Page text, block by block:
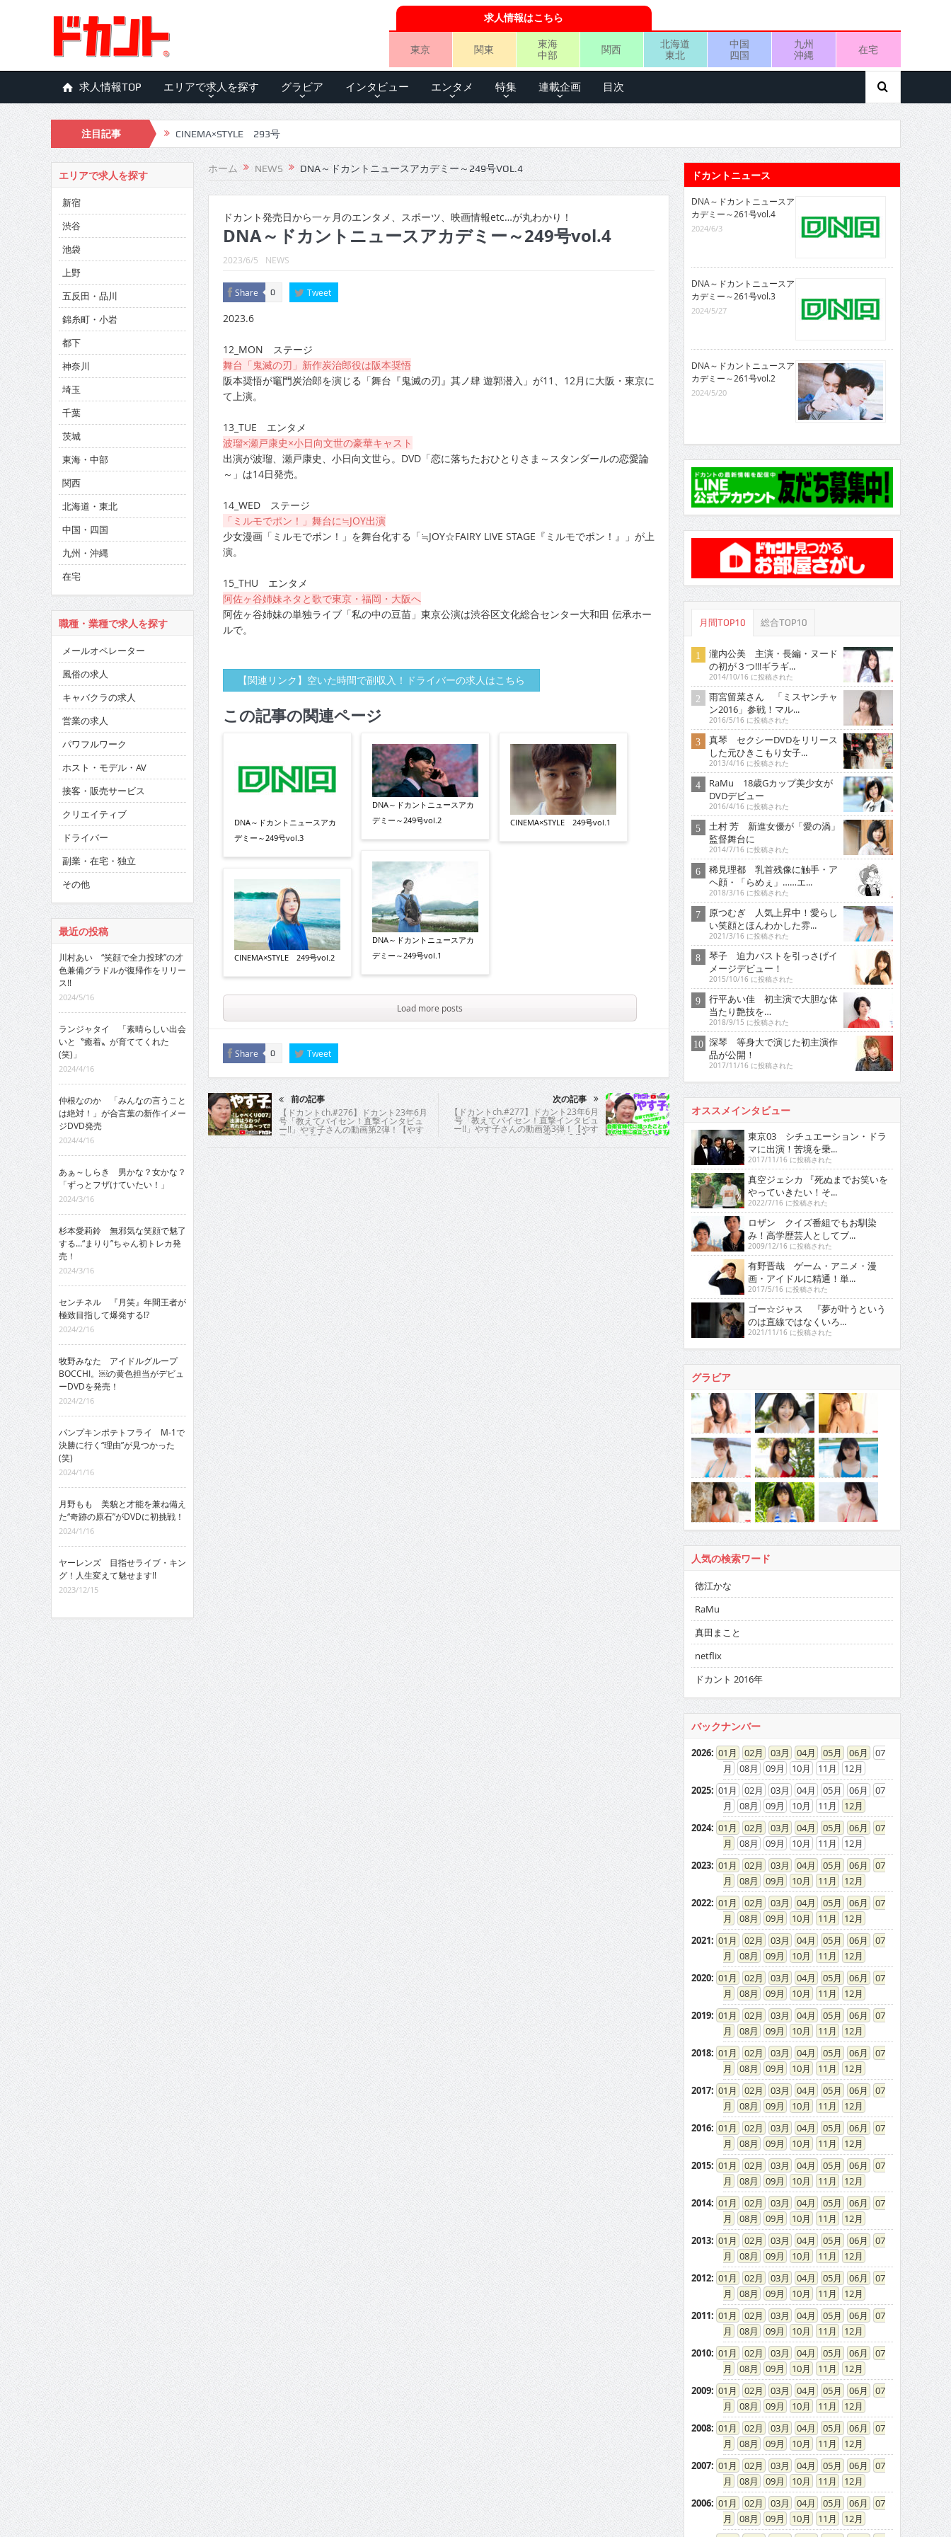
求人情報はこちら
東京 関東
東海
中部
関西
北海道
東北
中国
四国
九州
沖縄
在宅
求人情報TOP エリアで求人を探す グラビア インタビュー エンタメ 特集 連載企画 目次
注目記事 CINEMA×STYLE 293号
CINEMA×STYLE 292号
CINEMA×STYLE 291号
CINEMA×STYLE 290号
CINEMA×STYLE 289号
CINEMA×STYLE 288号
CINEMA×STYLE 287号
CINEMA×STYLE 286号
CINEMA×STYLE 285号
CINEMA×STYLE 294号
ホーム NEWS DNA～ドカントニュースアカデミー～249号VOL.4
ドカント発売日から一ヶ月のエンタメ、スポーツ、映画情報etc…が丸わかり！
DNA～ドカントニュースアカデミー～249号vol.4
2023/6/5 NEWS
Share 0 Tweet
2023.6
12_MON ステージ
舞台「鬼滅の刃」新作炭治郎役は阪本奨悟
阪本奨悟が竈門炭治郎を演じる「舞台『鬼滅の刃』其ノ肆 遊郭潜入」が11、12月に大阪・東京に
て上演。
13_TUE エンタメ
波瑠×瀬戸康史×小日向文世の豪華キャスト
出演が波瑠、瀬戸康史、小日向文世ら。DVD「恋に落ちたおひとりさま～スタンダールの恋愛論
～」は14日発売。
14_WED ステージ
「ミルモでポン！」舞台に≒JOY出演
少女漫画「ミルモでポン！」を舞台化する「≒JOY☆FAIRY LIVE STAGE『ミルモでポン！』」が上
演。
15_THU エンタメ
阿佐ヶ谷姉妹ネタと歌で東京・福岡・大阪へ
阿佐ヶ谷姉妹の単独ライブ「私の中の豆苗」東京公演は渋谷区文化総合センター大和田 伝承ホー
ルで。
【関連リンク】空いた時間で副収入！ドライバーの求人はこちら
この記事の関連ページ
DNA～ドカントニュースアカ
デミー～249号vol.3
CINEMA×STYLE 249号vol.2
DNA～ドカントニュースアカ
デミー～249号vol.2
DNA～ドカントニュースアカ
デミー～249号vol.1
CINEMA×STYLE 249号vol.1
Load more posts
Share 0 Tweet
前の記事
【ドカントch.#276】ドカント23年6月
号「教えてパイセン！直撃インタビュ
ー!!」やす子さんの動画第2弾！【やす
子さん2/3】
次の記事
【ドカントch.#277】ドカント23年6月
号「教えてパイセン！直撃インタビュ
ー!!」やす子さんの動画第3弾！【やす
子さん3/3】
エリアで求人を探す
新宿
渋谷
池袋
上野
五反田・品川
錦糸町・小岩
都下
神奈川
埼玉
千葉
茨城
東海・中部
関西
北海道・東北
中国・四国
九州・沖縄
在宅
職種・業種で求人を探す
メールオペレーター
風俗の求人
キャバクラの求人
営業の求人
パワフルワーク
ホスト・モデル・AV
接客・販売サービス
クリエイティブ
ドライバー
副業・在宅・独立
その他
最近の投稿
川村あい “笑顔で全力投球”の才
色兼備グラドルが復帰作をリリー
ス!!
2024/5/16
ランジャタイ 「素晴らしい出会
いと〝癒着〟が育ててくれた
(笑)」
2024/4/16
仲根なのか 「みんなの言うこと
は絶対！」が合言葉の新作イメー
ジDVD発売
2024/4/16
あぁ～しらき 男かな？女かな？
「ずっとフザけていたい！」
2024/3/16
杉本愛莉鈴 無邪気な笑顔で魅了
する…“まりり”ちゃん初トレカ発
売！
2024/3/16
センチネル 『月笑』年間王者が
極致目指して爆発する!?
2024/2/16
牧野みなた アイドルグループ
BOCCHI。￼の黄色担当がデビュ
ーDVDを発売！
2024/2/16
パンプキンポテトフライ M-1で
決勝に行く“理由”が見つかった
(笑)
2024/1/16
月野もも 美貌と才能を兼ね備え
た“奇跡の原石”がDVDに初挑戦！
2024/1/16
ヤーレンズ 目指せライブ・キン
グ！人生変えて魅せます!!
2023/12/15
ドカントニュース
DNA～ドカントニュースア
カデミー～261号vol.4
2024/6/3
DNA～ドカントニュースア
カデミー～261号vol.3
2024/5/27
DNA～ドカントニュースア
カデミー～261号vol.2
2024/5/20
月間TOP10 総合TOP10
瀧内公美 主演・長編・ヌード
の初が３つ!!!ギラギ...
2014/10/16 に投稿された
雨宮留菜さん 「ミスヤンチャ
ン2016」参戦！マル...
2016/5/16 に投稿された
真琴 セクシーDVDをリリース
した元ひきこもり女子...
2013/4/16 に投稿された
RaMu 18歳Gカップ美少女が
DVDデビュー
2016/4/16 に投稿された
土村 芳 新進女優が「愛の渦」
監督舞台に
2014/7/16 に投稿された
稀見理都 乳首残像に触手・ア
ヘ顔・「らめぇ」……エ...
2018/3/16 に投稿された
原つむぎ 人気上昇中！愛らし
い笑顔とほんわかした雰...
2021/3/16 に投稿された
琴子 迫力バストを引っさげイ
メージデビュー！
2015/10/16 に投稿された
行平あい佳 初主演で大胆な体
当たり艶技を…
2018/9/15 に投稿された
深琴 等身大で演じた初主演作
品が公開！
2017/11/16 に投稿された
オススメインタビュー
東京03 シチュエーション・ドラ
マに出演！苦境を乗...
2017/11/16 に投稿された
真空ジェシカ 『死ぬまでお笑いを
やっていきたい！そ...
2022/7/16 に投稿された
ロザン クイズ番組でもお馴染
み！高学歴芸人としてブ...
2009/12/16 に投稿された
有野晋哉 ゲーム・アニメ・漫
画・アイドルに精通！単...
2017/5/16 に投稿された
ゴー☆ジャス 『夢が叶うという
のは直線ではなくいろ...
2021/11/16 に投稿された
グラビア
人気の検索ワード
徳江かな
RaMu
真田まこと
netflix
ドカント 2016年
バックナンバー
2026: 01 02 03 04 05 06
07
08
09 10 11
12
2025: 01 02 03 04 05 06
07
08
09 10 11
12
2024: 01 02 03 04 05 06
07
08
09 10 11
12
2023: 01 02 03 04 05 06
07
08
09 10 11
12
2022: 01 02 03 04 05 06
07
08
09 10 11
12
2021: 01 02 03 04 05 06
07
08
09 10 11
12
2020: 01 02 03 04 05 06
07
08
09 10 11
12
2019: 01 02 03 04 05 06
07
08
09 10 11
12
2018: 01 02 03 04 05 06
07
08
09 10 11
12
2017: 01 02 03 04 05 06
07
08
09 10 11
12
2016: 01 02 03 04 05 06
07
08
09 10 11
12
2015: 01 02 03 04 05 06
07
08
09 10 11
12
2014: 01 02 03 04 05 06
07
08
09 10 11
12
2013: 01 02 03 04 05 06
07
08
09 10 11
12
2012: 01 02 03 04 05 06
07
08
09 10 11
12
2011: 01 02 03 04 05 06
07
08
09 10 11
12
2010: 01 02 03 04 05 06
07
08
09 10 11
12
2009: 01 02 03 04 05 06
07
08
09 10 11
12
2008: 01 02 03 04 05 06
07
08
09 10 11
12
2007: 01 02 03 04 05 06
07
08
09 10 11
12
2006: 01 02 03 04 05 06
07
08
09 10 11
12